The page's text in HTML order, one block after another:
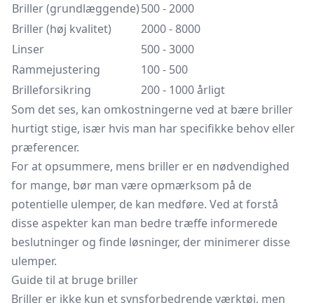
Briller (grundlæggende)500 - 2000
Briller (høj kvalitet)
2000 - 8000
Linser
500 - 3000
Rammejustering
100 - 500
Brilleforsikring
200 - 1000 årligt
Som det ses, kan omkostningerne ved at bære briller
hurtigt stige, især hvis man har specifikke behov eller
præferencer.
For at opsummere, mens briller er en nødvendighed
for mange, bør man være opmærksom på de
potentielle ulemper, de kan medføre. Ved at forstå
disse aspekter kan man bedre træffe informerede
beslutninger og finde løsninger, der minimerer disse
ulemper.
Guide til at bruge briller
Briller er ikke kun et synsforbedrende værktøj, men